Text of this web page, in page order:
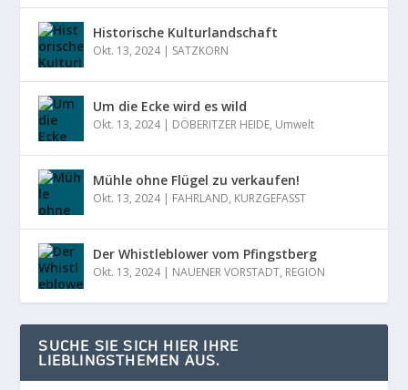
Historische Kulturlandschaft
Okt. 13, 2024| SATZKORN
Um die Ecke wird es wild
Okt. 13, 2024| DÖBERITZER HEIDE, Umwelt
Mühle ohne Flügel zu verkaufen!
Okt. 13, 2024| FAHRLAND, KURZGEFASST
Der Whistleblower vom Pfingstberg
Okt. 13, 2024| NAUENER VORSTADT, REGION
SUCHE SIE SICH HIER IHRE
LIEBLINGSTHEMEN AUS.